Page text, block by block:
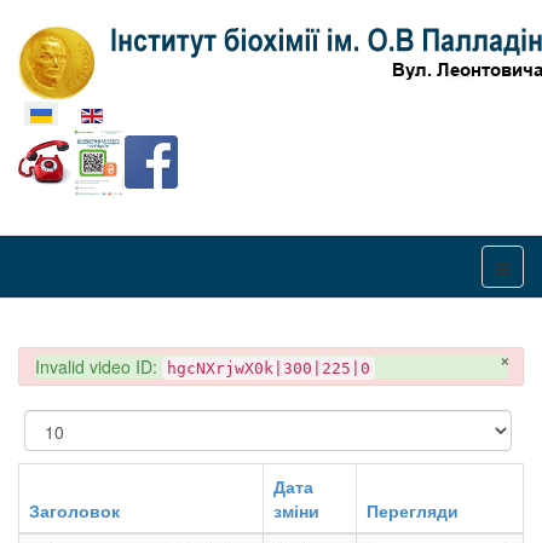
Оберіть свою мову
×
danger
Invalid video ID: hgcNXrjwX0k|300|225|0
Показувати
Заголовок
Дата
зміни
Перегляди